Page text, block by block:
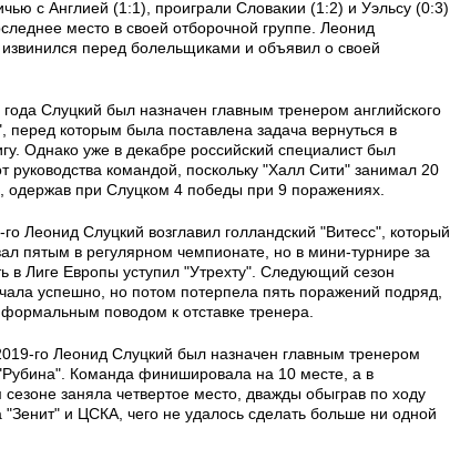
с Англией (1:1), проиграли Словакии (1:2) и Уэльсу (0:3)
место в своей отборочной группе. Леонид
извинился перед болельщиками и объявил о своей
Слуцкий был назначен главным тренером английского
перед которым была поставлена задача вернуться в
Однако уже в декабре российский специалист был
руководства командой, поскольку "Халл Сити" занимал 20
одержав при Слуцком 4 победы при 9 поражениях.
Леонид Слуцкий возглавил голландский "Витесс", который
пятым в регулярном чемпионате, но в мини-турнире за
в Лиге Европы уступил "Утрехту". Следующий сезон
успешно, но потом потерпела пять поражений подряд,
формальным поводом к отставке тренера.
го Леонид Слуцкий был назначен главным тренером
"Рубина". Команда финишировала на 10 месте, а в
заняла четвертое место, дважды обыграв по ходу
"Зенит" и ЦСКА, чего не удалось сделать больше ни одной